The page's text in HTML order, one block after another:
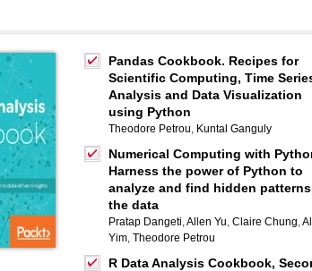
Pandas Cookbook. Recipes for
Scientific Computing, Time
Analysis and Data Visualization
using Python
Theodore Petrou, Kuntal Ganguly
Numerical Computing with
Harness the power of Python to
analyze and find hidden
the data
Pratap Dangeti,Allen Yu, Claire Chung,
Yim, Theodore Petrou
R Data Analysis Cookbook,